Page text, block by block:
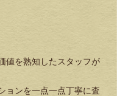
値を熟知したスタッフが
ョンを一点一点丁寧に査